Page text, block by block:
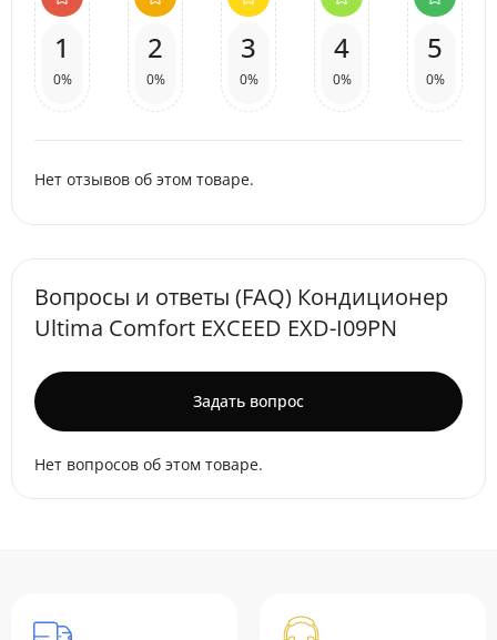
1
0%
2
0%
3
0%
4
0%
5
0%
Нет отзывов об этом товаре.
Вопросы и ответы (FAQ) Кондиционер
Ultima Comfort EXCEED EXD-I09PN
Задать вопрос
Нет вопросов об этом товаре.